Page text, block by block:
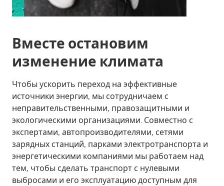
Вместе остановим
изменение климата
Чтобы ускорить переход на эффективные
источники энергии, мы сотрудничаем с
неправительственными, правозащитными и
экологическими организациями. Совместно с
экспертами, автопроизводителями, сетями
зарядных станций, парками электротранспорта и
энергетическими компаниями мы работаем над
тем, чтобы сделать транспорт с нулевыми
выбросами и его эксплуатацию доступным для